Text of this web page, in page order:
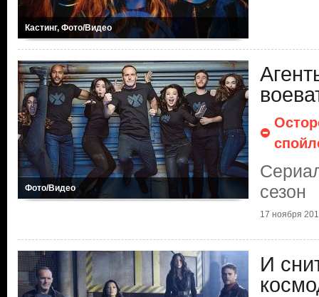
Кастинг, Фото/Видео
Фото/Видео
сезон
17 ноября
И